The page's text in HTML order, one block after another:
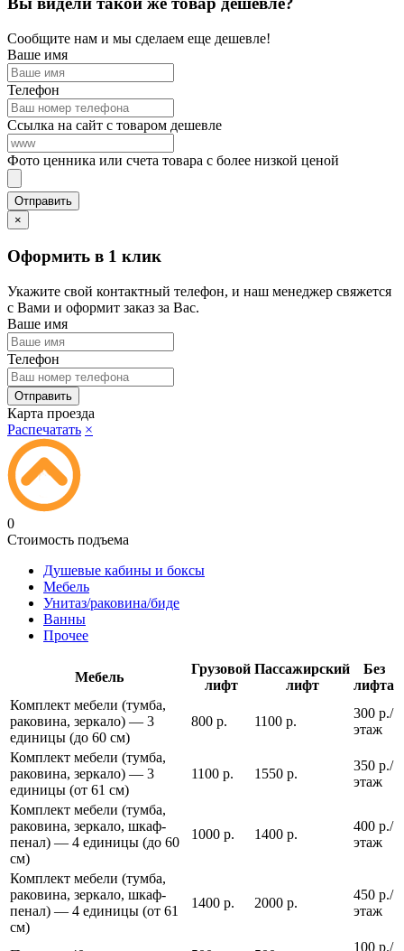
Сообщите нам и мы сделаем еще дешевле!
Ваше имя
Телефон
Ссылка на сайт с товаром дешевле
Фото ценника или счета товара с более низкой ценой
×
Оформить в 1 клик
Укажите свой контактный телефон, и наш менеджер свяжется
с Вами и оформит заказ за Вас.
Ваше имя
Телефон
Карта проезда
Распечатать ×
0
Стоимость подъема
Душевые кабины и боксы
Мебель
Унитаз/раковина/биде
Ванны
Прочее
Мебель
Грузовой
лифт
Пассажирский
лифт
Без
лифта
Комплект мебели (тумба,
раковина, зеркало) — 3
единицы (до 60 см)
800 р. 1100 р.
300 р./
этаж
Комплект мебели (тумба,
раковина, зеркало) — 3
единицы (от 61 см)
1100 р. 1550 р.
350 р./
этаж
Комплект мебели (тумба,
раковина, зеркало, шкаф-
пенал) — 4 единицы (до 60
см)
1000 р. 1400 р.
400 р./
этаж
Комплект мебели (тумба,
раковина, зеркало, шкаф-
пенал) — 4 единицы (от 61
см)
1400 р. 2000 р.
450 р./
этаж
100 р./